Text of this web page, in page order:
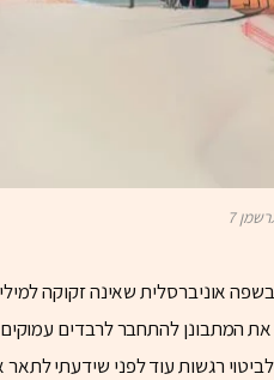
7
אוניברסלית שאינה זקוקה
המתבונן להתחבר לרבדים עמוקים
רגשות עוד לפני שידעתי לתאר